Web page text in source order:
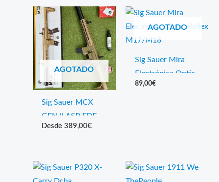
AGOTADO
Sig Sauer MCX
GEN II ASP FDE
Carabina Co2
389,00€
AGOTADO
Sig Sauer Mira
Electrónica Optic
Reflex M17/M18
89,00€